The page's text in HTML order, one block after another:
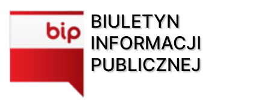
BIULETYN
INFORMACJI
PUBLICZNEJ